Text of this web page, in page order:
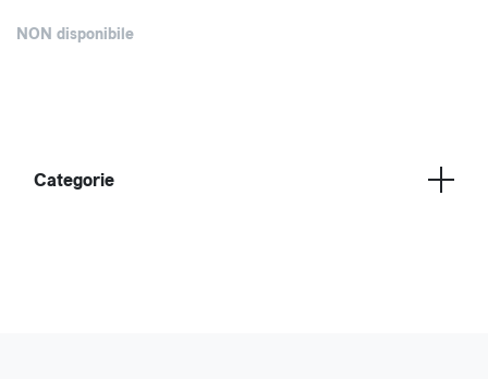
NON disponibile
Categorie